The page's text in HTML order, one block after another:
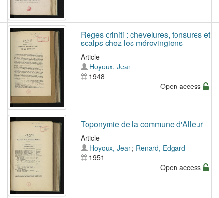
Reges criniti : chevelures, tonsures et
scalps chez les mérovingiens
Article
Hoyoux, Jean
1948
Open access
Toponymie de la commune d'Alleur
Article
Hoyoux, Jean; Renard, Edgard
1951
Open access